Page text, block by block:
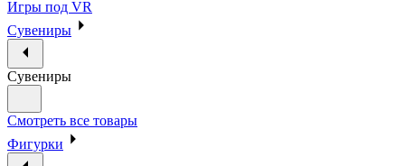
Игры под VR
Сувениры
Сувениры
Смотреть все товары
Фигурки